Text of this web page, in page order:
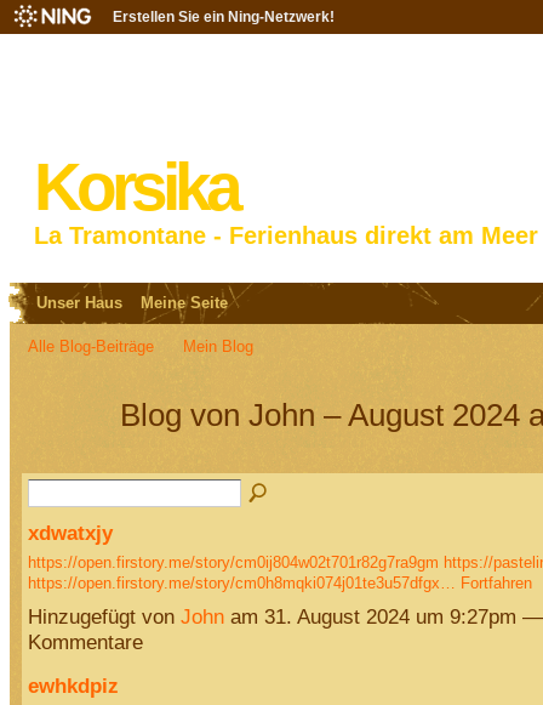
Erstellen Sie ein Ning-Netzwerk!
Korsika
La Tramontane - Ferienhaus direkt am Meer
Unser Haus Meine Seite
Alle Blog-Beiträge Mein Blog
Blog von John – August 2024
xdwatxjy
https://open.firstory.me/story/cm0ij804w02t701r82g7ra9gm https://
https://open.firstory.me/story/cm0h8mqki074j01te3u57dfgx…
Fortfahren
Hinzugefügt von Johnam 31. August 2024 um 9:27pm
Kommentare
ewhkdpiz